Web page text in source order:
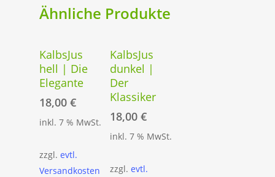
Ähnliche Produkte
Weiterlesen
KalbsJus
hell | Die
Elegante
18,00 €
inkl. 7 % MwSt.
zzgl. evtl.
Versandkosten
In Den
Warenkorb
KalbsJus
dunkel |
Der
Klassiker
18,00€
inkl. 7 % MwSt.
zzgl.evtl.